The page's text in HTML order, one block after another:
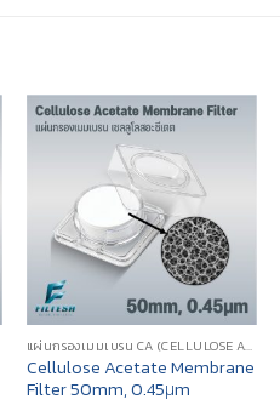
แผ่นกรองเมมเบรน CA (CELLULOSE ACETATE MEMBRANE FILTER)
Cellulose Acetate Membrane
Filter 50mm, 0.45μm